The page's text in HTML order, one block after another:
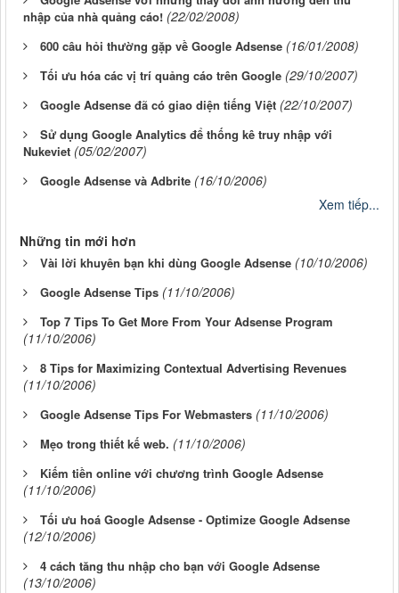
nhập của nhà quảng cáo! (22/02/2008)
600 câu hỏi thường gặp về Google Adsense (16/01/2008)
Tối ưu hóa các vị trí quảng cáo trên Google (29/10/2007)
Google Adsense đã có giao diện tiếng Việt (22/10/2007)
Sử dụng Google Analytics để thống kê truy nhập với
Nukeviet (05/02/2007)
Google Adsense và Adbrite (16/10/2006)
Xem tiếp...
Những tin mới hơn
Vài lời khuyên bạn khi dùng Google Adsense (10/10/2006)
Google Adsense Tips (11/10/2006)
Top 7 Tips To Get More From Your Adsense Program
(11/10/2006)
8 Tips for Maximizing Contextual Advertising Revenues
(11/10/2006)
Google Adsense Tips For Webmasters (11/10/2006)
Mẹo trong thiết kế web. (11/10/2006)
Kiếm tiền online với chương trình Google Adsense
(11/10/2006)
Tối ưu hoá Google Adsense - Optimize Google Adsense
(12/10/2006)
4 cách tăng thu nhập cho bạn với Google Adsense
(13/10/2006)